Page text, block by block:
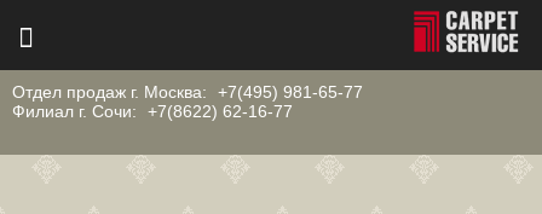
Отдел продаж г. Москва:
+7(495) 981-65-77
Филиал г. Сочи:
+7(8622) 62-16-77